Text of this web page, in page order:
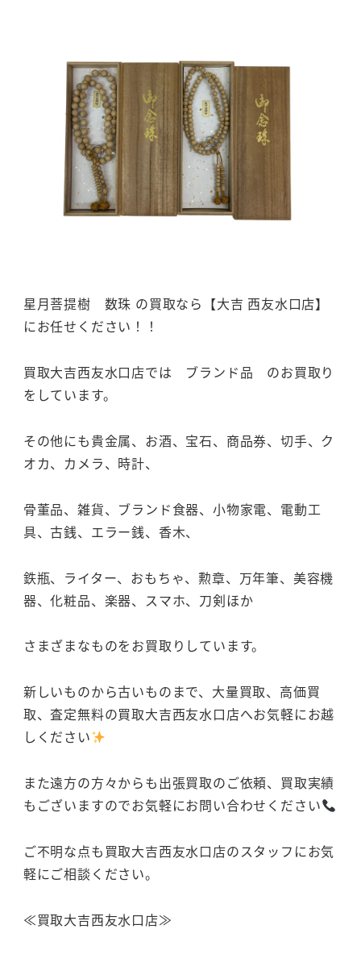
星月菩提樹 数珠 の買取なら【大吉 西友水口店】
にお任せください！！
買取大吉西友水口店では ブランド品 のお買取り
をしています。
その他にも貴金属、お酒、宝石、商品券、切手、ク
オカ、カメラ、時計、
骨董品、雑貨、ブランド食器、小物家電、電動工
具、古銭、エラー銭、香木、
鉄瓶、ライター、おもちゃ、勲章、万年筆、美容機
器、化粧品、楽器、スマホ、刀剣ほか
さまざまなものをお買取りしています。
新しいものから古いものまで、大量買取、高価買
取、査定無料の買取大吉西友水口店へお気軽にお越
しください
また遠方の方々からも出張買取のご依頼、買取実績
もございますのでお気軽にお問い合わせください
ご不明な点も買取大吉西友水口店のスタッフにお気
軽にご相談ください。
≪買取大吉西友水口店≫